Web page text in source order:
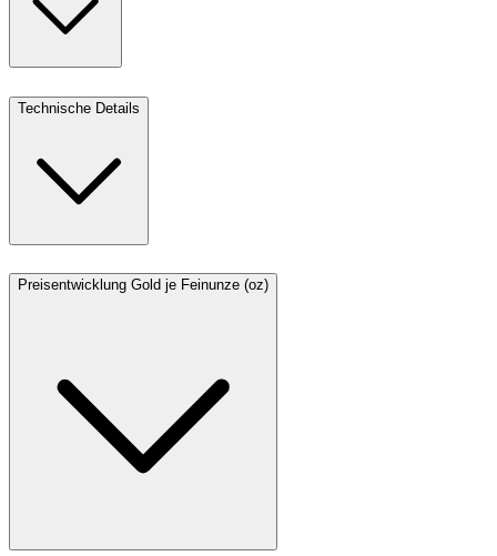
Technische Details
Preisentwicklung Gold je Feinunze (oz)